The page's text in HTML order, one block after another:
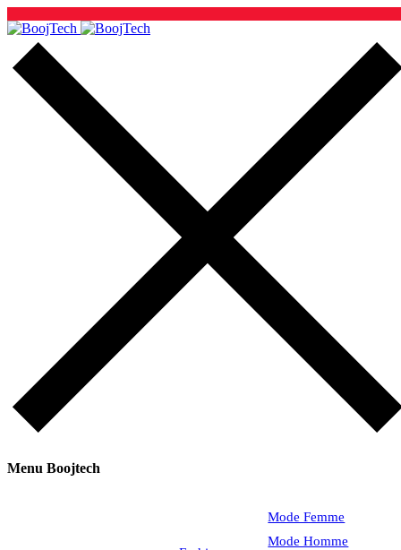
Menu Boojtech
Mode Femme
Mode Homme